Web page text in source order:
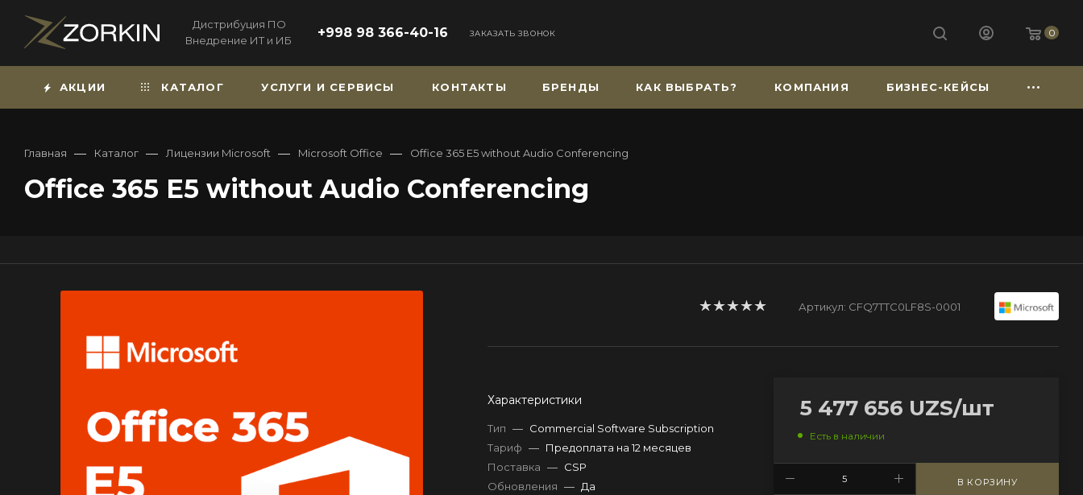
Дистрибуция ПО
Внедрение ИТ и ИБ
+998 98 366-40-16 ЗАКАЗАТЬ ЗВОНОК 0
АКЦИИ КАТАЛОГ УСЛУГИ И СЕРВИСЫ КОНТАКТЫ БРЕНДЫ КАК ВЫБРАТЬ? КОМПАНИЯ БИЗНЕС-КЕЙСЫ
Главная — Каталог — Лицензии Microsoft — Microsoft Office — Office 365 E5 without Audio Conferencing
Office 365 E5 without Audio Conferencing
Артикул: CFQ7TTC0LF8S-0001
Характеристики
Тип — Commercial Software Subscription
Тариф — Предоплата на 12 месяцев
Поставка — CSP
Обновления — Да
5 477 656 UZS/шт
Есть в наличии
В КОРЗИНУ